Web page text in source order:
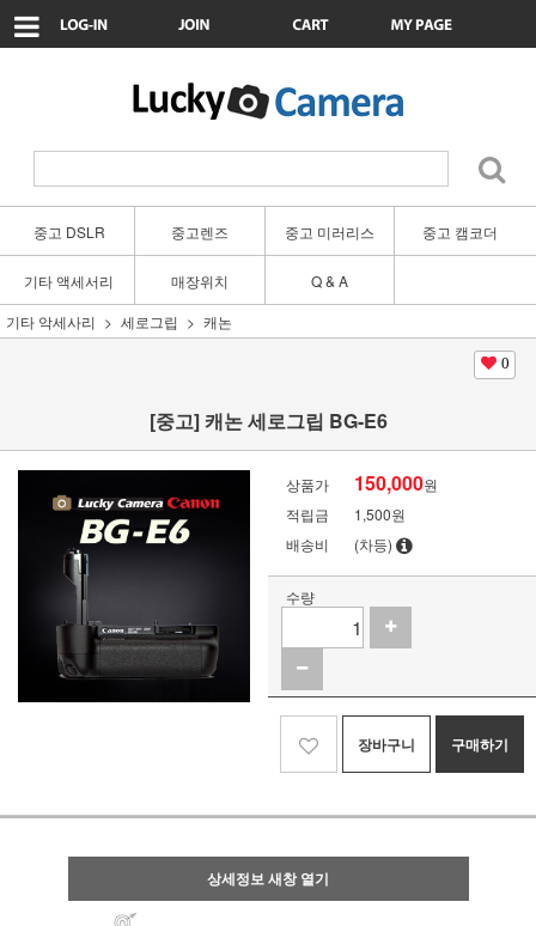
중고 DSLR 중고렌즈 중고 미러리스 중고 캠코더
기타 액세서리 매장위치
Q & A
기타 악세사리
세로그립 캐논
0
[중고] 캐논 세로그립 BG-E6
상품가 150,000원
적립금
1,500원
배송비
(차등)
수량
장바구니 구매하기
상세정보 새창 열기